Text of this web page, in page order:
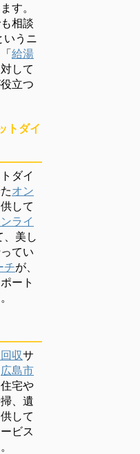
す。
相談
いうニ
給湯
して
立つ
トダイ
ダイ
オン
して
ライ
、美し
てい
チが、
ート
収サ
広島市
宅や
、遺
して
ビス